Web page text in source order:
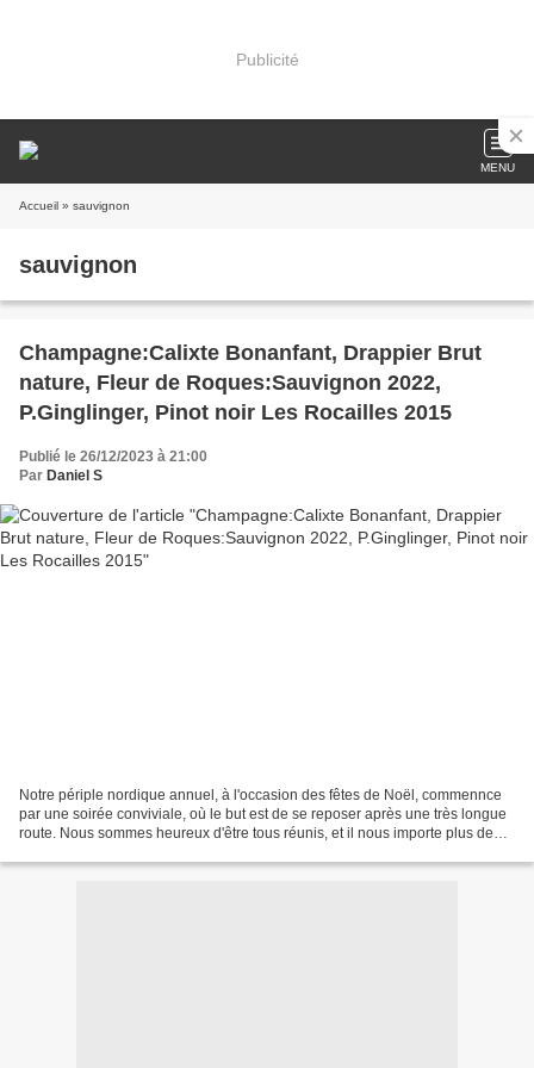
Publicité
MENU
Accueil » sauvignon
sauvignon
Champagne:Calixte Bonanfant, Drappier Brut
nature, Fleur de Roques:Sauvignon 2022,
P.Ginglinger, Pinot noir Les Rocailles 2015
Publié le 26/12/2023 à 21:00
Par Daniel S
Notre périple nordique annuel, à l'occasion des fêtes de Noël, commennce
par une soirée conviviale, où le but est de se reposer après une très longue
route. Nous sommes heureux d'être tous réunis, et il nous importe plus de